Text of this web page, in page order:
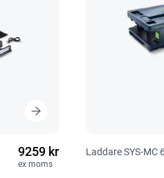
9259 kr
ex moms
Laddare SYS-MC